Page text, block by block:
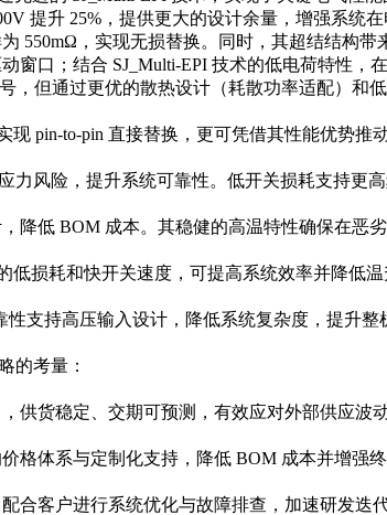
提升 25%，提供更大的设计余量，增强系统
550mΩ，实现无损替换。同时，其超结结构
窗口；结合 SJ_Multi-EPI 技术的低电荷特性，
但通过更优的散热设计（耗散功率适配）和
现 pin-to-pin 直接替换，更可凭借其性能优势推
风险，提升系统可靠性。低开关损耗支持更
降低 BOM 成本。其稳健的高温特性确保在恶
损耗和快开关速度，可提高系统效率并降低温
支持高压输入设计，降低系统复杂度，提升整
的考量：
货稳定、交期可预测，有效应对外部供应波
格体系与定制化支持，降低 BOM 成本并增强终
合客户进行系统优化与故障排查，加速研发迭